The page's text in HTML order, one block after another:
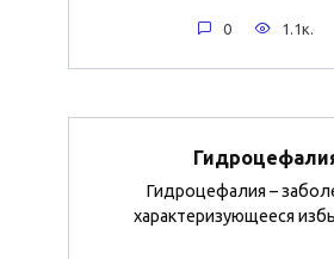
0 1.1к.
Гидроцефалия –
характеризующееся